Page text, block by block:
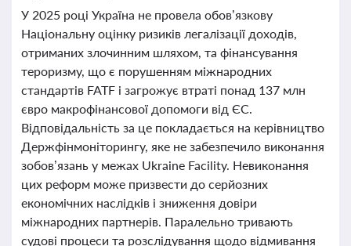
У 2025 році Україна не провела обов’язкову
Національну оцінку ризиків легалізації доходів,
отриманих злочинним шляхом, та фінансування
тероризму, що є порушенням міжнародних
стандартів FATF і загрожує втраті понад 137 млн
євро макрофінансової допомоги від ЄС.
Відповідальність за це покладається на керівництво
Держфінмоніторингу, яке не забезпечило виконання
зобов’язань у межах Ukraine Facility. Невиконання
цих реформ може призвести до серйозних
економічних наслідків і зниження довіри
міжнародних партнерів. Паралельно тривають
судові процеси та розслідування щодо відмивання